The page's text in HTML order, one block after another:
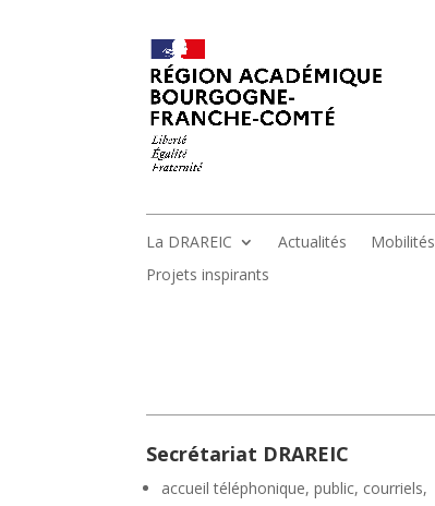
La DRAREIC Actualités Mobilités
Projets inspirants
Secrétariat DRAREIC
accueil téléphonique, public, courriels,